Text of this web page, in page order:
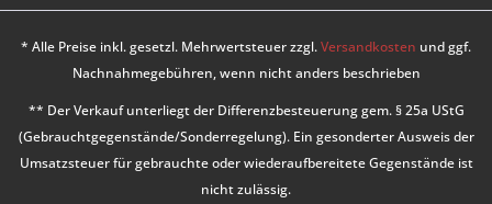
* Alle Preise inkl. gesetzl. Mehrwertsteuer zzgl.Versandkosten und ggf.
Nachnahmegebühren, wenn nicht anders beschrieben
** Der Verkauf unterliegt der Differenzbesteuerung gem. § 25a UStG
(Gebrauchtgegenstände/Sonderregelung). Ein gesonderter Ausweis der
Umsatzsteuer für gebrauchte oder wiederaufbereitete Gegenstände ist
nicht zulässig.